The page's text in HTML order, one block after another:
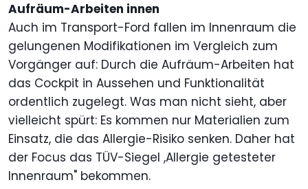
Aufräum-Arbeiten innen
Auch im Transport-Ford fallen im Innenraum die
gelungenen Modifikationen im Vergleich zum
Vorgänger auf: Durch die Aufräum-Arbeiten hat
das Cockpit in Aussehen und Funktionalität
ordentlich zugelegt. Was man nicht sieht, aber
vielleicht spürt: Es kommen nur Materialien zum
Einsatz, die das Allergie-Risiko senken. Daher hat
der Focus das TÜV-Siegel ,Allergie getesteter
Innenraum" bekommen.